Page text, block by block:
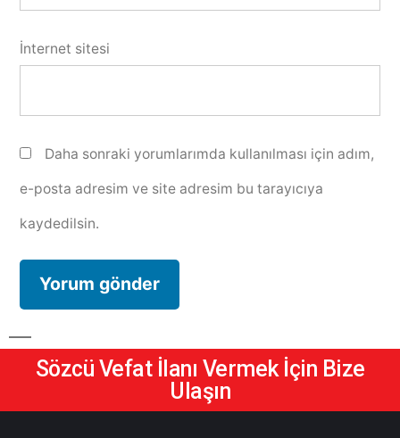
İnternet sitesi
Daha sonraki yorumlarımda kullanılması için adım,
e-posta adresim ve site adresim bu tarayıcıya
kaydedilsin.
Sözcü Vefat İlanı Vermek İçin Bize
Ulaşın